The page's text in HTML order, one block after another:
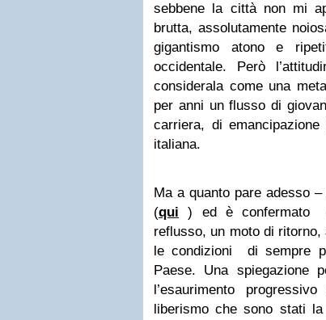
sebbene la città non mi
brutta, assolutamente
gigantismo atono e
occidentale. Però
considerala come una
per anni un flusso di
carriera, di
italiana.
Ma a quanto pare adesso
(qui ) ed è confermato
reflusso, un moto di
le condizioni di sempre
Paese. Una spiegazione
l’esaurimento
liberismo che sono stati